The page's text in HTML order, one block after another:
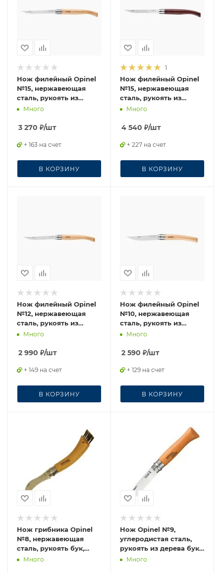
Нож филейный Opinel
№15, нержавеющая
сталь, рукоять из
дерева бука
Много
3 270 ₽/шт
+ 163 на счет
В КОРЗИНУ
1
Нож филейный Opinel
№15, нержавеющая
сталь, рукоять из
падука
Много
4 540 ₽/шт
+ 227 на счет
В КОРЗИНУ
Нож филейный Opinel
№12, нержавеющая
сталь, рукоять из
дерева бука
Много
2 990 ₽/шт
+ 149 на счет
В КОРЗИНУ
Нож филейный Opinel
№10, нержавеющая
сталь, рукоять из
дерева бука
Много
2 590 ₽/шт
+ 129 на счет
В КОРЗИНУ
Нож грибника Opinel
№8, нержавеющая
сталь, рукоять бук,
коробка, 001252
Много
Нож Opinel №9,
углеродистая сталь,
рукоять из дерева бука,
113090
Много